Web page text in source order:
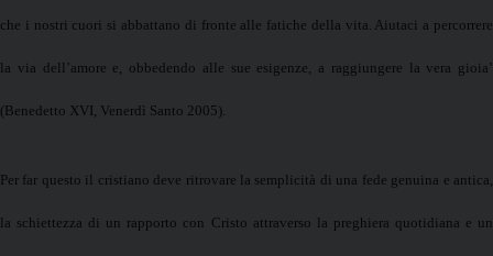
che i nostri cuori si abbattano di fronte alle fatiche della vita. Aiutaci a percorrere
la via dell’amore e, obbedendo alle sue esigenze, a raggiungere la vera gioia’
(Benedetto XVI, Venerdì Santo 2005).
Per far questo il cristiano deve ritrovare la semplicità di una fede genuina e antica,
la schiettezza di un rapporto con Cristo attraverso la preghiera quotidiana e un